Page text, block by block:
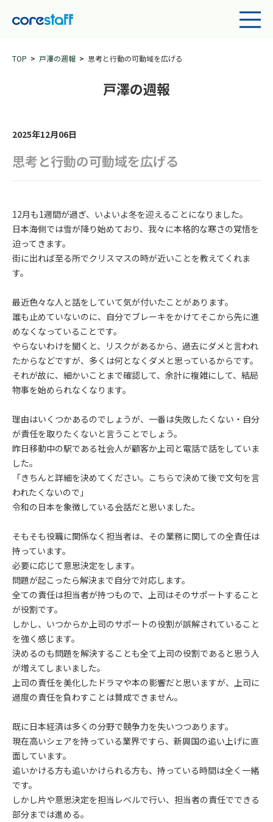
TOP 戸澤の週報 思考と行動の可動域を広げる
戸澤の週報
2025年12月06日
思考と行動の可動域を広げる
12月も1週間が過ぎ、いよいよ冬を迎えることになりました。
日本海側では雪が降り始めており、我々に本格的な寒さの覚悟を
迫ってきます。
街に出れば至る所でクリスマスの時が近いことを教えてくれま
す。
最近色々な人と話をしていて気が付いたことがあります。
誰も止めていないのに、自分でブレーキをかけてそこから先に進
めなくなっていることです。
やらないわけを聞くと、リスクがあるから、過去にダメと言われ
たからなどですが、多くは何となくダメと思っているからです。
それが故に、細かいことまで確認して、余計に複雑にして、結局
物事を始められなくなります。
理由はいくつかあるのでしょうが、一番は失敗したくない・自分
が責任を取りたくないと言うことでしょう。
昨日移動中の駅である社会人が顧客か上司と電話で話をしていま
した。
「きちんと詳細を決めてください。こちらで決めて後で文句を言
われたくないので」
令和の日本を象徴している会話だと思いました。
そもそも役職に関係なく担当者は、その業務に関しての全責任は
持っています。
必要に応じて意思決定をします。
問題が起こったら解決まで自分で対応します。
全ての責任は担当者が持つもので、上司はそのサポートすること
が役割です。
しかし、いつからか上司のサポートの役割が誤解されていること
を強く感じます。
決めるのも問題を解決することも全て上司の役割であると思う人
が増えてしまいました。
上司の責任を美化したドラマや本の影響だと思いますが、上司に
過度の責任を負わすことは賛成できません。
既に日本経済は多くの分野で競争力を失いつつあります。
現在高いシェアを持っている業界ですら、新興国の追い上げに直
面しています。
追いかける方も追いかけられる方も、持っている時間は全く一緒
です。
しかし片や意思決定を担当レベルで行い、担当者の責任でできる
部分までは進める。